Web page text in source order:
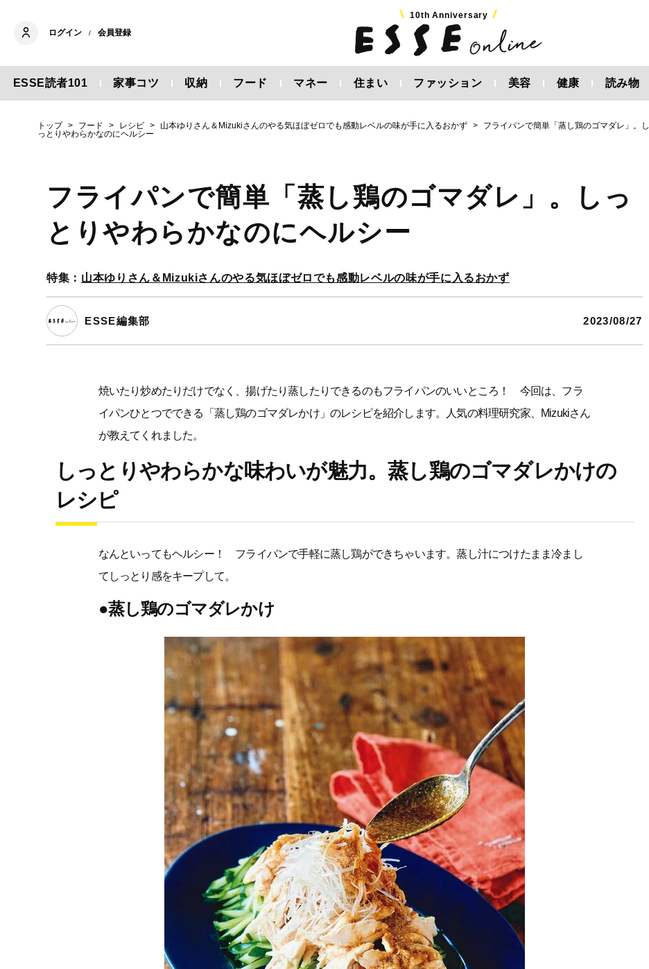
ログイン / 会員登録
10th Anniversary
ESSE読者101 家事コツ 収納 フード マネー 住まい ファッション 美容 健康 読み物
トップ フード レシピ 山本ゆりさん＆Mizukiさんのやる気ほぼゼロでも感動レベルの味が手に入るおかず
フライパンで簡単「蒸し鶏のゴマダレ」。し
っとりやわらかなのにヘルシー
フライパンで簡単「蒸し鶏のゴマダレ」。しっ
とりやわらかなのにヘルシー
特集： 山本ゆりさん＆Mizukiさんのやる気ほぼゼロでも感動レベルの味が手に入るおかず
ESSE編集部 2023/08/27
焼いたり炒めたりだけでなく、揚げたり蒸したりできるのもフライパンのいいところ！ 今回は、フラ
イパンひとつでできる「蒸し鶏のゴマダレかけ」のレシピを紹介します。人気の料理研究家、Mizukiさん
が教えてくれました。
しっとりやわらかな味わいが魅力。蒸し鶏のゴマダレかけの
レシピ
なんといってもヘルシー！ フライパンで手軽に蒸し鶏ができちゃいます。蒸し汁につけたまま冷まし
てしっとり感をキープして。
●蒸し鶏のゴマダレかけ